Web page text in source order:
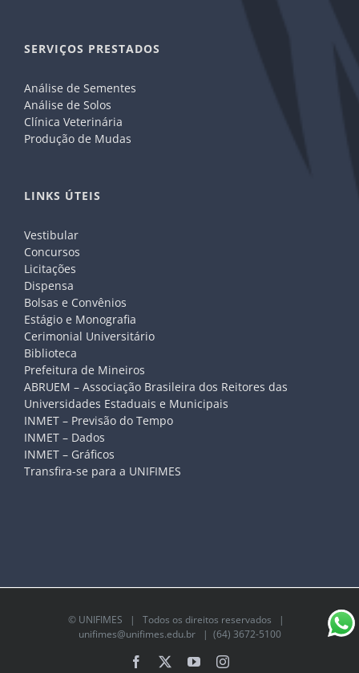
SERVIÇOS PRESTADOS
Análise de Sementes
Análise de Solos
Clínica Veterinária
Produção de Mudas
LINKS ÚTEIS
Vestibular
Concursos
Licitações
Dispensa
Bolsas e Convênios
Estágio e Monografia
Cerimonial Universitário
Biblioteca
Prefeitura de Mineiros
ABRUEM – Associação Brasileira dos Reitores das
Universidades Estaduais e Municipais
INMET – Previsão do Tempo
INMET – Dados
INMET – Gráficos
Transfira-se para a UNIFIMES
© UNIFIMES | Todos os direitos reservados |
unifimes@unifimes.edu.br| (64) 3672-5100
Facebook YouTubeInstagram